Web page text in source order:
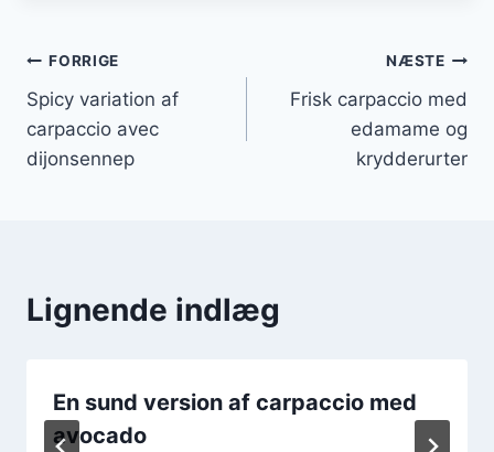
Indlægsnavigation
FORRIGE
Spicy variation af
carpaccio avec
dijonsennep
NÆSTE
Frisk carpaccio med
edamame og
krydderurter
Lignende indlæg
En sund version af carpaccio med
avocado